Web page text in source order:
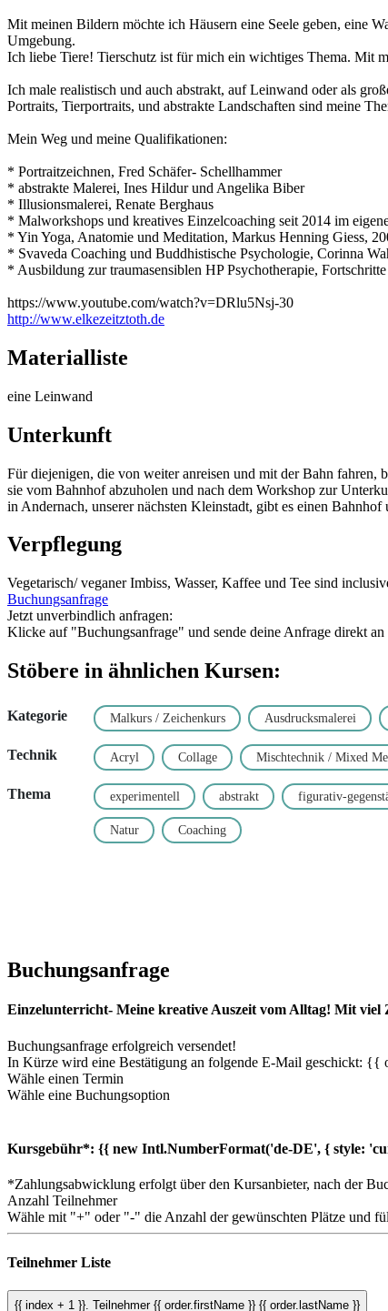
Mit meinen Bildern möchte ich Häusern eine Seele geben, eine
Umgebung.
Ich liebe Tiere! Tierschutz ist für mich ein wichtiges Thema. Mit
Ich male realistisch und auch abstrakt, auf Leinwand oder als
Portraits, Tierportraits, und abstrakte Landschaften sind meine
Mein Weg und meine Qualifikationen:
* Portraitzeichnen, Fred Schäfer- Schellhammer
* abstrakte Malerei, Ines Hildur und Angelika Biber
* Illusionsmalerei, Renate Berghaus
* Malworkshops und kreatives Einzelcoaching seit 2014 im
* Yin Yoga, Anatomie und Meditation, Markus Henning Giess,
* Svaveda Coaching und Buddhistische Psychologie, Corinna
* Ausbildung zur traumasensiblen HP Psychotherapie,
https://www.youtube.com/watch?v=DRlu5Nsj-30
http://www.elkezeitztoth.de
Materialliste
eine Leinwand
Unterkunft
Für diejenigen, die von weiter anreisen und mit der Bahn fahren,
sie vom Bahnhof abzuholen und nach dem Workshop zur
in Andernach, unserer nächsten Kleinstadt, gibt es einen
Verpflegung
Vegetarisch/ veganer Imbiss, Wasser, Kaffee und Tee sind
Buchungsanfrage
Jetzt unverbindlich anfragen:
Klicke auf "Buchungsanfrage" und sende deine Anfrage direkt
Stöbere in ähnlichen Kursen:
Kategorie Malkurs / Zeichenkurs Ausdrucksmalerei
Technik Acryl Collage Mischtechnik / Mixed
Thema experimentell abstrakt figurativ-
Natur Coaching
Buchungsanfrage
Einzelunterricht- Meine kreative Auszeit vom Alltag! Mit viel
Buchungsanfrage erfolgreich versendet!
In Kürze wird eine Bestätigung an folgende E-Mail geschickt:
Wähle einen Termin
Wähle eine Buchungsoption
Kursgebühr*: {{ new Intl.NumberFormat('de-DE', { style:
*Zahlungsabwicklung erfolgt über den Kursanbieter, nach der
Anzahl Teilnehmer
Wähle mit "+" oder "-" die Anzahl der gewünschten Plätze und
Teilnehmer Liste
{{ index + 1 }}. Teilnehmer {{ order.firstName }} {{ order.lastName }}